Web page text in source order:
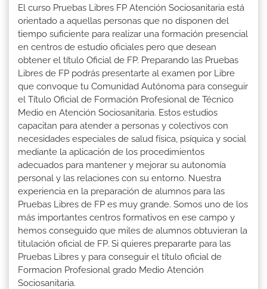
El curso Pruebas Libres FP Atención Sociosanitaria está
orientado a aquellas personas que no disponen del
tiempo suficiente para realizar una formación presencial
en centros de estudio oficiales pero que desean
obtener el título Oficial de FP. Preparando las Pruebas
Libres de FP podrás presentarte al examen por Libre
que convoque tu Comunidad Autónoma para conseguir
el Título Oficial de Formación Profesional de Técnico
Medio en Atención Sociosanitaria. Estos estudios
capacitan para atender a personas y colectivos con
necesidades especiales de salud física, psíquica y social
mediante la aplicación de los procedimientos
adecuados para mantener y mejorar su autonomía
personal y las relaciones con su entorno. Nuestra
experiencia en la preparación de alumnos para las
Pruebas Libres de FP es muy grande. Somos uno de los
más importantes centros formativos en ese campo y
hemos conseguido que miles de alumnos obtuvieran la
titulación oficial de FP. Si quieres prepararte para las
Pruebas Libres y para conseguir el título oficial de
Formacion Profesional grado Medio Atención
Sociosanitaria.